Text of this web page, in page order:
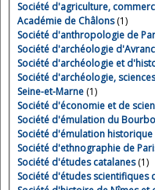
Société d'agriculture,
Académie de Châlons(1)
Société d'anthropologie de
Société d'archéologie
Société d'archéologie et
Société d'archéologie,
Seine-et-Marne (1)
Société d'économie et de
Société d'émulation du
Société d'émulation
Société d'ethnographie de
Société d'études catalanes(1)
Société d'études scientifiques